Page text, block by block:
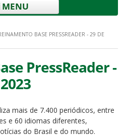
MENU
BASE PRESSREADER - 29 DE
PressReader -
mais de 7.400 periódicos, entre
e 60 idiomas diferentes,
do Brasil e do mundo.